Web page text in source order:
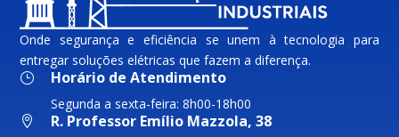
Onde segurança e eficiência se unem à tecnologia para
entregar soluções elétricas que fazem a diferença.
} Horário de Atendimento
Segunda a sexta-feira: 8h00-18h00
 R. Professor Emílio Mazzola, 38